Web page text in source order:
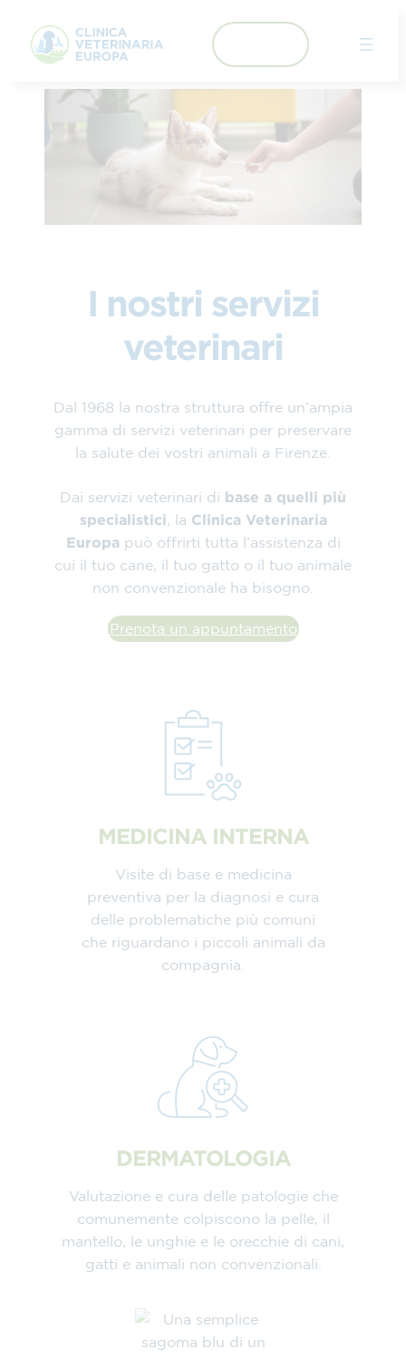
content
I nostri servizi
veterinari
Dal 1968 la nostra struttura offre un’ampia
gamma di servizi veterinari per preservare
la salute dei vostri animali a Firenze.
Dai servizi veterinari di base a quelli più
specialistici, la Clinica Veterinaria
Europa può offrirti tutta l’assistenza di
cui il tuo cane, il tuo gatto o il tuo animale
non convenzionale ha bisogno.
Prenota un appuntamento
MEDICINA INTERNA
Visite di base e medicina
preventiva per la diagnosi e cura
delle problematiche più comuni
che riguardano i piccoli animali da
compagnia.
DERMATOLOGIA
Valutazione e cura delle patologie che
comunemente colpiscono la pelle, il
mantello, le unghie e le orecchie di cani,
gatti e animali non convenzionali.